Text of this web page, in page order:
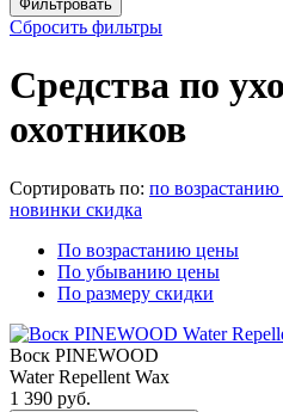
Сбросить фильтры
Средства по
охотников
Сортировать по: по
новинки скидка
По возрастанию цены
По убыванию цены
По размеру скидки
Воск PINEWOOD
Water Repellent Wax
1 390 руб.